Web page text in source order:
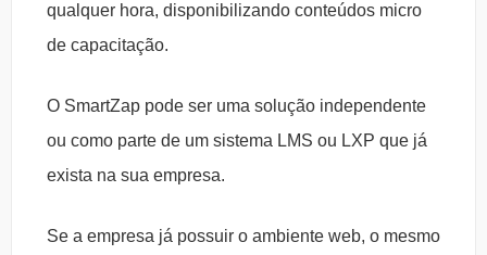
qualquer hora, disponibilizando conteúdos micro
de capacitação.
O SmartZap pode ser uma solução independente
ou como parte de um sistema LMS ou LXP que já
exista na sua empresa.
Se a empresa já possuir o ambiente web, o mesmo